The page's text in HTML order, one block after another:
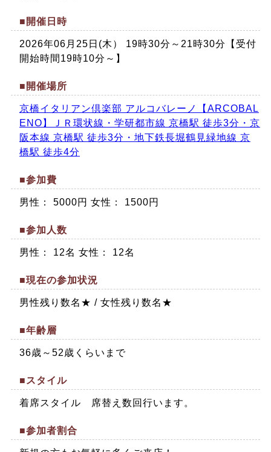
■開催日時
2026年06月25日(木） 19時30分～21時30分【受付
開始時間19時10分～】
■開催場所
京橋イタリアン倶楽部 アルコバレーノ【ARCOBAL
ENO】ＪＲ環状線・学研都市線 京橋駅 徒歩3分・京
阪本線 京橋駅 徒歩3分・地下鉄長堀鶴見緑地線 京
橋駅 徒歩4分
■参加費
男性： 5000円 女性： 1500円
■参加人数
男性： 12名 女性： 12名
■現在の参加状況
男性残り数名★ / 女性残り数名★
■年齢層
36歳～52歳くらいまで
■スタイル
着席スタイル 席替え数回行います。
■参加者割合